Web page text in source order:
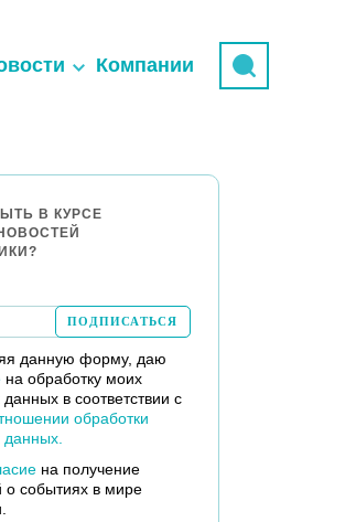
Компании
В КУРСЕ
данную форму, даю
на обработку моих
в соответствии с
обработки
на получение
о событиях в мире